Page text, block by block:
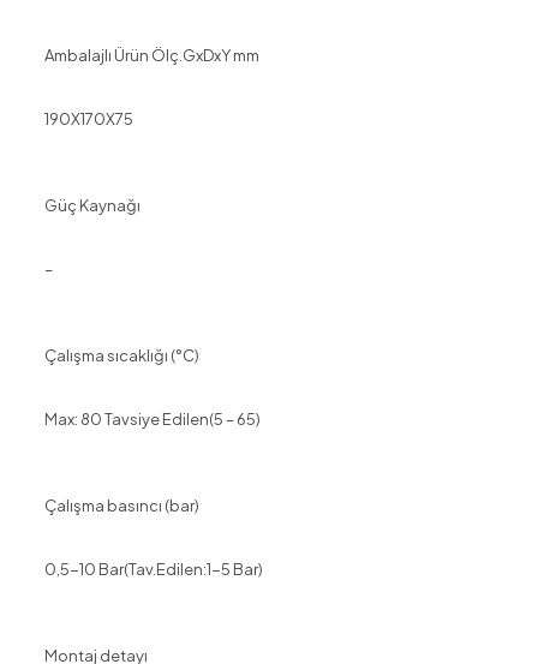
Ambalajlı Ürün Ölç.GxDxY mm
190X170X75
Güç Kaynağı
–
Çalışma sıcaklığı (°C)
Max: 80 Tavsiye Edilen(5 – 65)
Çalışma basıncı (bar)
0,5-10 Bar(Tav.Edilen:1-5 Bar)
Montaj detayı